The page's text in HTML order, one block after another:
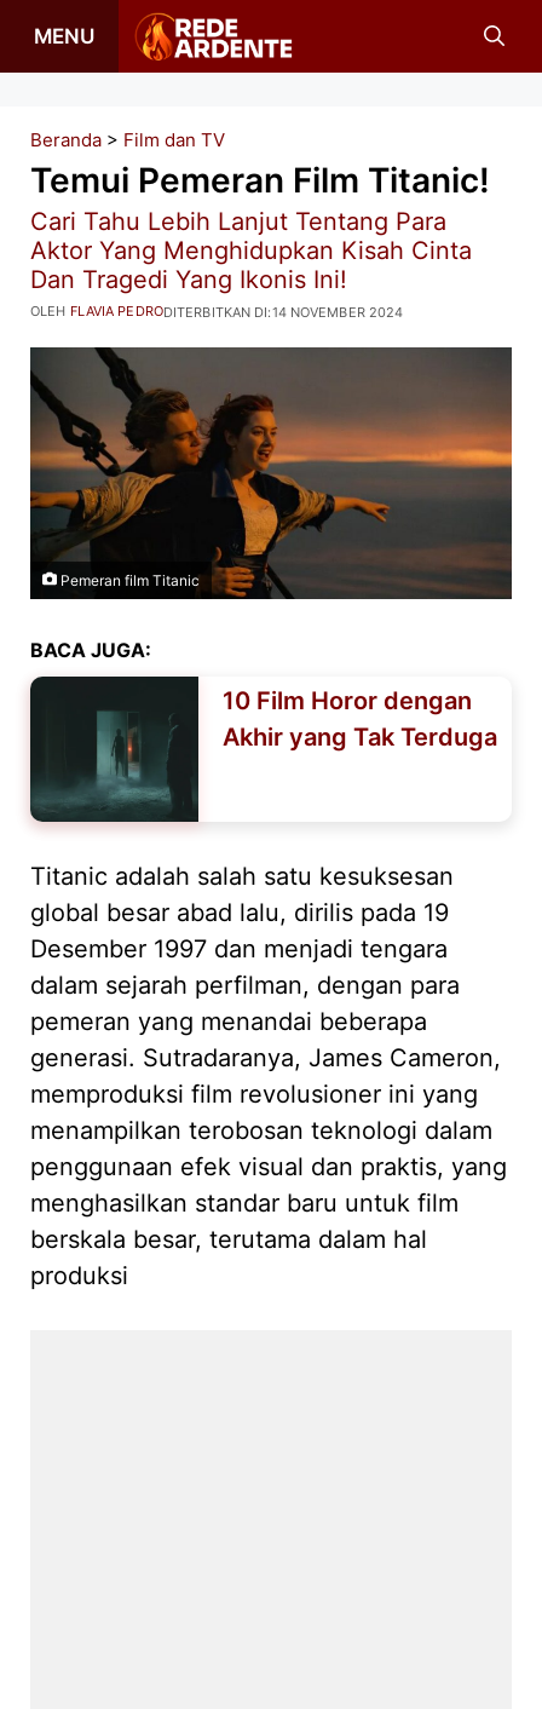
MENU
Beranda > Film dan TV
Temui Pemeran Film Titanic!
Cari Tahu Lebih Lanjut Tentang Para
Aktor Yang Menghidupkan Kisah Cinta
Dan Tragedi Yang Ikonis Ini!
DITERBITKAN DI:14 NOVEMBER 2024
OLEH FLAVIA PEDRO
Pemeran film Titanic
BACA JUGA:
10 Film Horor dengan
Akhir yang Tak Terduga
Titanic adalah salah satu kesuksesan
global besar abad lalu, dirilis pada 19
Desember 1997 dan menjadi tengara
dalam sejarah perfilman, dengan para
pemeran yang menandai beberapa
generasi. Sutradaranya, James Cameron,
memproduksi film revolusioner ini yang
menampilkan terobosan teknologi dalam
penggunaan efek visual dan praktis, yang
menghasilkan standar baru untuk film
berskala besar, terutama dalam hal
produksi